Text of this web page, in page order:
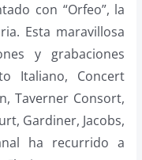
con “Orfeo”, la
Esta maravillosa
y grabaciones
Italiano, Concert
Taverner Consort,
Gardiner, Jacobs,
ha recurrido a